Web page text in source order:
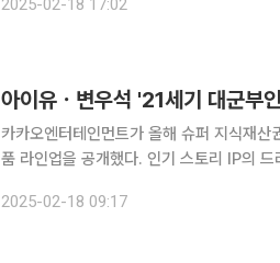
은 세무조사를 받고 무려 60억 원에 달하는
2025-02-18 17:02
아이유ㆍ변우석 '21세기 대군
카카오엔터테인먼트가 올해 슈퍼 지식재
품 라인업을 공개했다. 인기 스토리 IP의
2025-02-18 09:17